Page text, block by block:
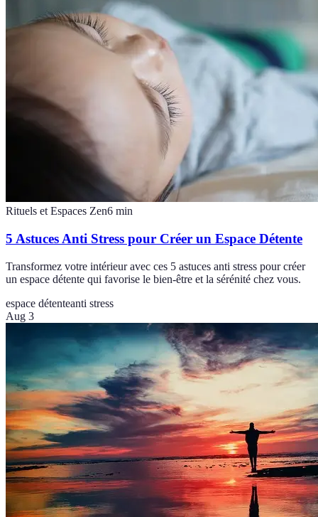
Rituels et Espaces Zen6 min
5 Astuces Anti Stress pour Créer un Espace Détente
Transformez votre intérieur avec ces 5 astuces anti stress pour créer
un espace détente qui favorise le bien-être et la sérénité chez vous.
espace détenteanti stress
Aug 3